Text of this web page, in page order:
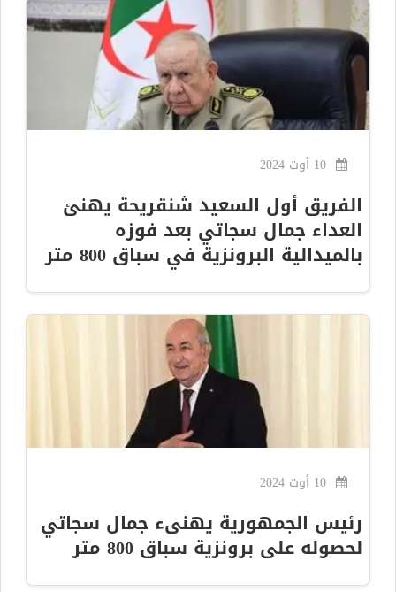
الفريق أول السعيد شنقريحة يهنئ
العداء جمال سجاتي بعد فوزه
بالميدالية البرونزية في سباق 800 متر
رئيس الجمهورية يهنىء جمال سجاتي
لحصوله على برونزية سباق 800 متر